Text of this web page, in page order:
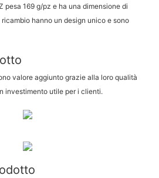
pesa 169 g/pz e ha una dimensione di
hanno un design unico e sono
valore aggiunto grazie alla loro qualità
investimento utile per i clienti.